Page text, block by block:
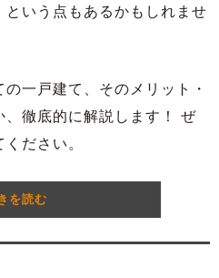
という点もあるかもしれませ
一戸建て、そのメリット・
、徹底的に解説します！ ぜ
ださい。
を読む